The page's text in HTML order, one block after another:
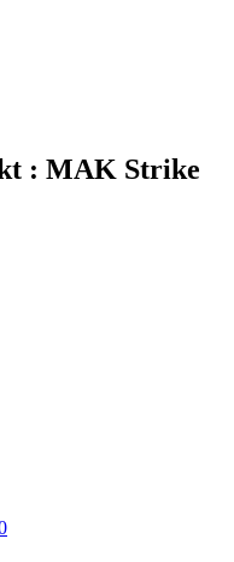
: MAK Strike